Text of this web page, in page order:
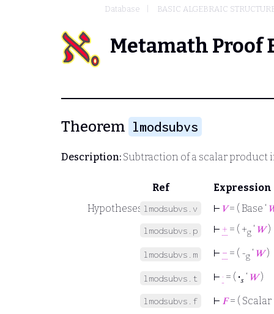
Database BASIC ALGEBRAIC
Metamath Proof
Theorem lmodsubvs
Description: Subtraction of a scalar product
Ref
Expression
Hypotheses lmodsubvs.v ⊢ 𝑉= ( Base ‘
lmodsubvs.p ⊢ + = ( +g ‘ 𝑊)
lmodsubvs.m ⊢ − = ( -g ‘ 𝑊)
lmodsubvs.t ⊢ · = ( ·𝑠 ‘ 𝑊)
lmodsubvs.f ⊢ 𝐹= ( Scalar